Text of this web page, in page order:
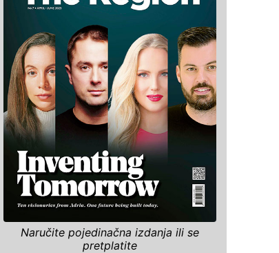
Naručite pojedinačna izdanja ili se
pretplatite